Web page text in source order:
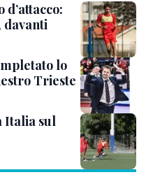
davanti
lo
Trieste
Italia sul